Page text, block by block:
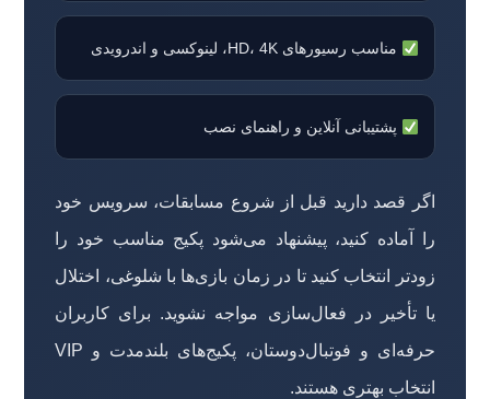
مناسب رسیورهای HD، 4K، لینوکسی و اندرویدی
پشتیبانی آنلاین و راهنمای نصب
اگر قصد دارید قبل از شروع مسابقات، سرویس خود
را آماده کنید، پیشنهاد می‌شود پکیج مناسب خود را
زودتر انتخاب کنید تا در زمان بازی‌ها با شلوغی، اختلال
یا تأخیر در فعال‌سازی مواجه نشوید. برای کاربران
حرفه‌ای و فوتبال‌دوستان، پکیج‌های بلندمدت و VIP
انتخاب بهتری هستند.